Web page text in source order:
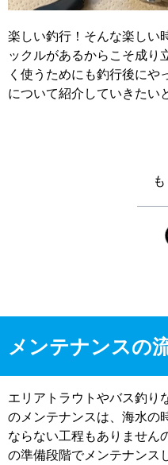
楽しい釣行！そんな楽しい
ックルがあるからこそ成り
く使うためにも釣行後にや
について紹介していきたい
メンテナンスの
エリアトラウトやバス釣り
のメンテナンスは、海水の
ならない工程もありません
の準備段階でメンテナンス